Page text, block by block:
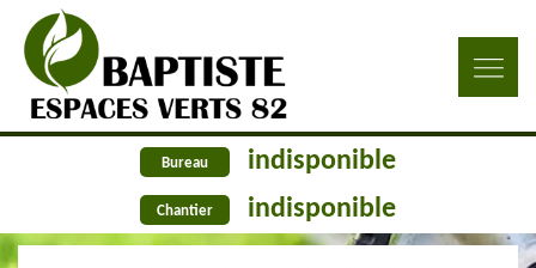
Bureau indisponible
Chantier indisponible